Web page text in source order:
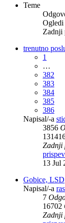
Teme
Ogledi
Zadnji
trenutno
1
…
382
383
384
385
386
Napisal/-a
3856
Zadnji
13 Jul
Gobice, LSD
Napisal/-a
7
16702
Zadnji